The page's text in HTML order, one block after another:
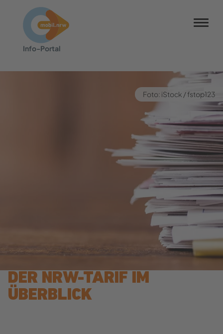
Info-​Portal
NRW-Tarif
Barrierefreiheit
Foto: iStock / fstop123
DER NRW-​​TARIF IM
ÜBER­BLICK